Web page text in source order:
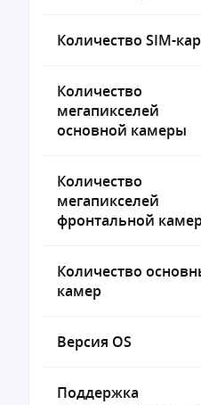
Количество SIM-
Количество
мегапикселей
основной камеры
Количество
мегапикселей
фронтальной
Количество
камер
Версия OS
Поддержка